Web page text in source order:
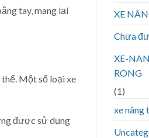
tay, mang lại
thể. Một số loại xe
được sử dụng
XE
Chưa
XE-
RONG
(1)
xe nâng